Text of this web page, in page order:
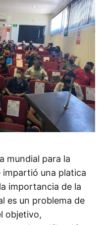
mundial para la
impartió una platica
importancia de la
es un problema de
objetivo,